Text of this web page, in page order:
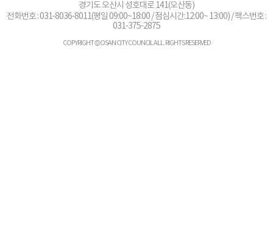
경기도 오산시 성호대로 141(오산동)
전화번호 :031-8036-8011(평일 09:00~18:00 / 점심시간:12:00~ 13:00) / 팩스번호 :
031-375-2875
COPYRIGHT © OSAN CITY COUNCIL ALL. RIGHTS RESERVED